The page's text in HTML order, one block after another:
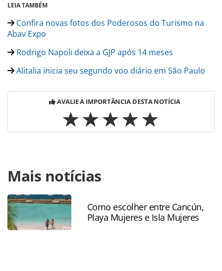
LEIA TAMBÉM
Confira novas fotos dos Poderosos do Turismo na
Abav Expo
Rodrigo Napoli deixa a GJP após 14 meses
Alitalia inicia seu segundo voo diário em São Paulo
AVALIE A IMPORTÂNCIA DESTA NOTÍCIA
https://www.panrotas.com.br/abav-expo-
2019/mercado/2019/09/gol-azul-e-latam-os-maiores-
desafios-das-aereas-em-2019_167924.html ou as
ferramentas oferecidas na página. Todo o conteúdo
produzido pela PANROTAS Editora é protegido pela
legislação brasileira sobre direito autoral. Não reproduza o
Mais notícias
Como escolher entre Cancún,
Playa Mujeres e Isla Mujeres